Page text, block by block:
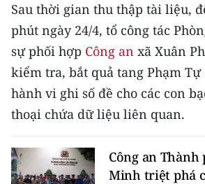
Video
Media Chính trị
Media Kinh tế
Media Văn hóa
Media Pháp luật
Sau thời gian thu thập tài liệu,
phút ngày 24/4, tổ công tác
sự phối hợp Công an xã Xuân
kiểm tra, bắt quả tang Phạm
hành vi ghi số đề cho các con
thoại chứa dữ liệu liên quan.
Công an Thành
Minh triệt phá